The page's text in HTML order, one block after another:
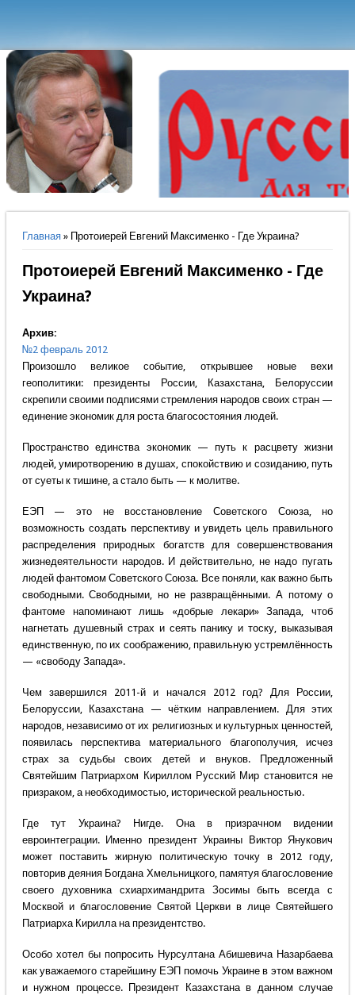
Вы здесь
Главная» Протоиерей Евгений Максименко - Где Украина?
Протоиерей Евгений Максименко - Где
Украина?
Архив:
№2 февраль 2012
Произошло великое событие, открывшее новые вехи
геополитики: президенты России, Казахстана, Белоруссии
скрепили своими подписями стремления народов своих стран —
единение экономик для роста благосостояния людей.
Пространство единства экономик — путь к расцвету жизни
людей, умиротворению в душах, спокойствию и созиданию, путь
от суеты к тишине, а стало быть — к молитве.
ЕЭП — это не восстановление Советского Союза, но
возможность создать перспективу и увидеть цель правильного
распределения природных богатств для совершенствования
жизнедеятельности народов. И действительно, не надо пугать
людей фантомом Советского Союза. Все поняли, как важно быть
свободными. Свободными, но не развращёнными. А потому о
фантоме напоминают лишь «добрые лекари» Запада, чтоб
нагнетать душевный страх и сеять панику и тоску, выказывая
единственную, по их соображению, правильную устремлённость
— «свободу Запада».
Чем завершился 2011-й и начался 2012 год? Для России,
Белоруссии, Казахстана — чётким направлением. Для этих
народов, независимо от их религиозных и культурных ценностей,
появилась перспектива материального благополучия, исчез
страх за судьбы своих детей и внуков. Предложенный
Святейшим Патриархом Кириллом Русский Мир становится не
призраком, а необходимостью, исторической реальностью.
Где тут Украина? Нигде. Она в призрачном видении
евроинтеграции. Именно президент Украины Виктор Янукович
может поставить жирную политическую точку в 2012 году,
повторив деяния Богдана Хмельницкого, памятуя благословение
своего духовника схиархимандрита Зосимы быть всегда с
Москвой и благословение Святой Церкви в лице Святейшего
Патриарха Кирилла на президентство.
Особо хотел бы попросить Нурсултана Абишевича Назарбаева
как уважаемого старейшину ЕЭП помочь Украине в этом важном
и нужном процессе. Президент Казахстана в данном случае